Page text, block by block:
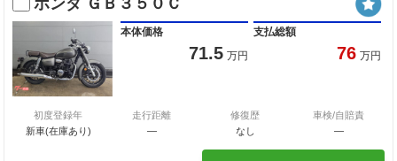
ホンダ ＧＢ３５０Ｃ
本体価格
71.5 万円
支払総額
76 万円
初度登録年
新車(在庫あり)
走行距離
―
修復歴
なし
車検/自賠責
―